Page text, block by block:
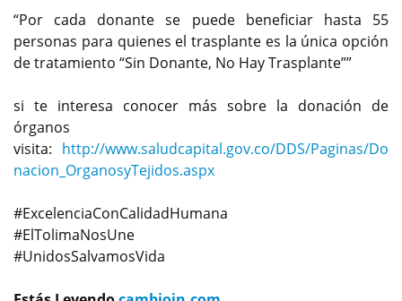
“Por cada donante se puede beneficiar hasta 55
personas para quienes el trasplante es la única opción
de tratamiento “Sin Donante, No Hay Trasplante””
si te interesa conocer más sobre la donación de
órganos
visita: http://www.saludcapital.gov.co/DDS/Paginas/Do
nacion_OrganosyTejidos.aspx
#ExcelenciaConCalidadHumana
#ElTolimaNosUne
#UnidosSalvamosVida